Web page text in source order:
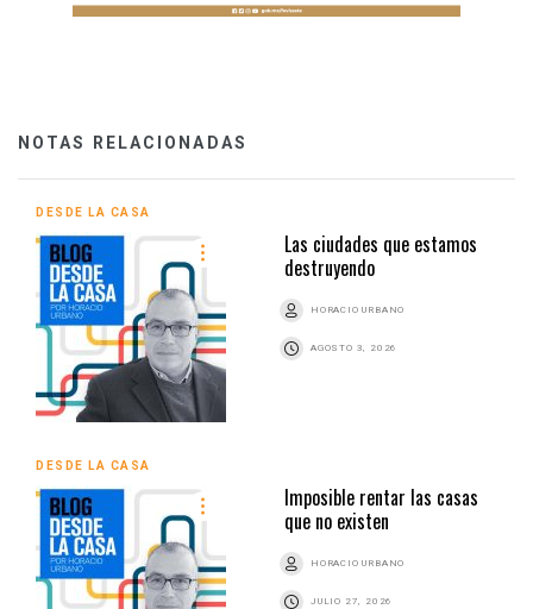
NOTAS RELACIONADAS
DESDE LA CASA
Las ciudades que estamos
destruyendo
HORACIO URBANO
AGOSTO 3, 2026
DESDE LA CASA
Imposible rentar las casas
que no existen
HORACIO URBANO
JULIO 27, 2026